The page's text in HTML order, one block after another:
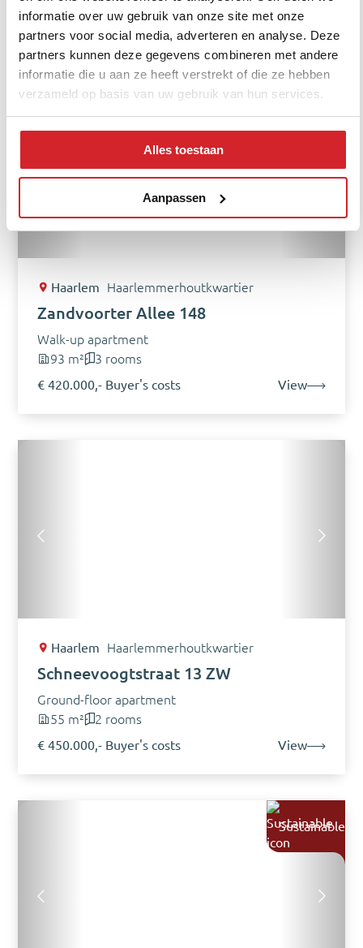
informatie over uw gebruik van onze site met onze
partners voor social media, adverteren en analyse. Deze
partners kunnen deze gegevens combineren met andere
informatie die u aan ze heeft verstrekt of die ze hebben
verzameld op basis van uw gebruik van hun services.
Alles toestaan
Aanpassen
€ 600.000,- Buyer's costs
View
Haarlem Haarlemmerhoutkwartier
Zandvoorter Allee 148
Walk-up apartment
93 m²
3 rooms
€ 420.000,- Buyer's costs
View
Haarlem Haarlemmerhoutkwartier
Schneevoogtstraat 13 ZW
Ground-floor apartment
55 m²
2 rooms
€ 450.000,- Buyer's costs
View
Sustainable